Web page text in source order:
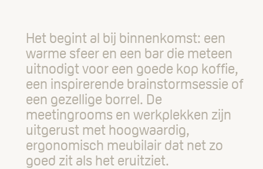
Het begint al bij binnenkomst: een
warme sfeer en een bar die meteen
uitnodigt voor een goede kop koffie,
een inspirerende brainstormsessie of
een gezellige borrel. De
meetingrooms en werkplekken zijn
uitgerust met hoogwaardig,
ergonomisch meubilair dat net zo
goed zit als het eruitziet.